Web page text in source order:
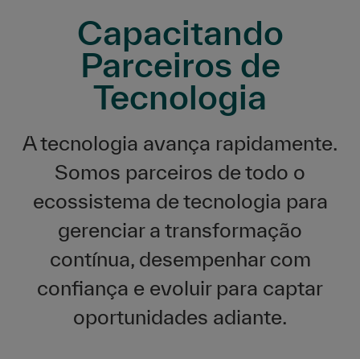
Capacitando
Parceiros de
Tecnologia
A tecnologia avança rapidamente.
Somos parceiros de todo o
ecossistema de tecnologia para
gerenciar a transformação
contínua, desempenhar com
confiança e evoluir para captar
oportunidades adiante.